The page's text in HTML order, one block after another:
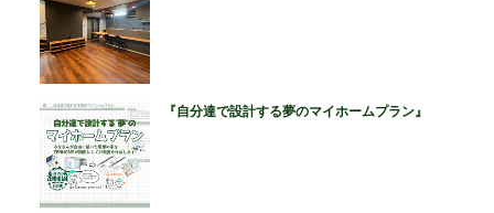
『自分達で設計する夢のマイホームプラン』